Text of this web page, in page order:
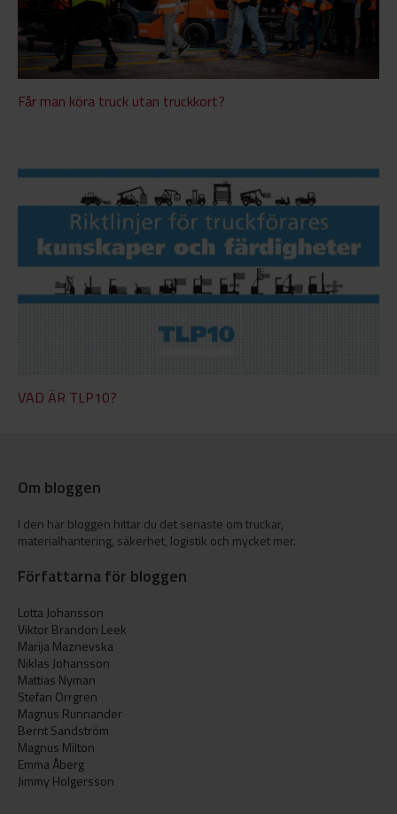
Får man köra truck utan truckkort?
VAD ÄR TLP10?
Om bloggen
I den här bloggen hittar du det senaste om truckar,
materialhantering, säkerhet, logistik och mycket mer.
Författarna för bloggen
Lotta Johansson
Viktor Brandon Leek
Marija Maznevska
Niklas Johansson
Mattias Nyman
Stefan Orrgren
Magnus Runnander
Bernt Sandström
Magnus Milton
Emma Åberg
Jimmy Holgersson